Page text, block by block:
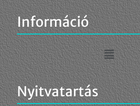
Információ
Nyitvatartás